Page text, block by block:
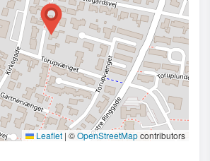
Leaflet | ©OpenStreetMapcontributors